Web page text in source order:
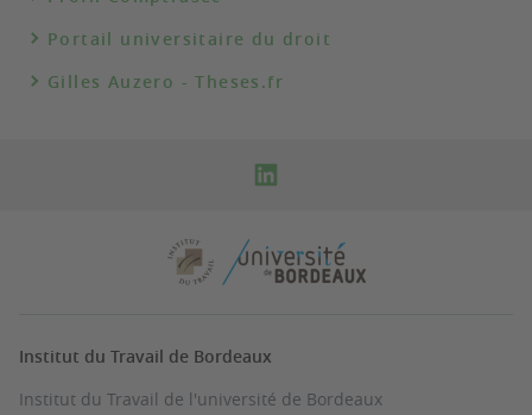
Portail universitaire du droit
Gilles Auzero - Theses.fr
Institut du Travail de Bordeaux
Institut du Travail de l'université de Bordeaux